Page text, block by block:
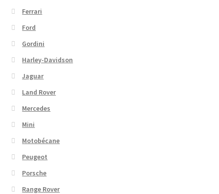
Ferrari
Ford
Gordini
Harley-Davidson
Jaguar
Land Rover
Mercedes
Mini
Motobécane
Peugeot
Porsche
Range Rover